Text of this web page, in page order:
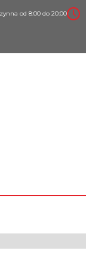
od 8:00 do 20:00